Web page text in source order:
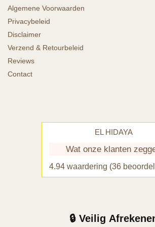
Algemene Voorwaarden
Privacybeleid
Disclaimer
Verzend & Retourbeleid
Reviews
Contact
EL HIDAYA
Wat onze klanten
4.94 waardering (36
🔒 Veilig